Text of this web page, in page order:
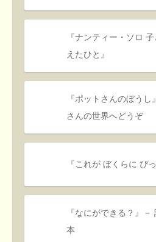
『ナンティー・ソロ
えたひと』
『ポットさんのぼう
さんの世界へどうぞ
『これが ぼくらに ぴ
『なにができる？』
本